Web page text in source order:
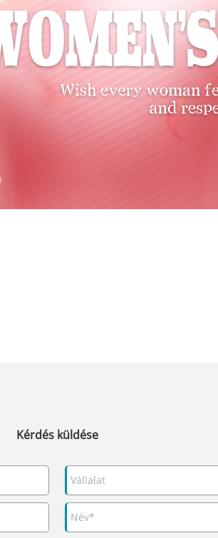
Kérdés küldése